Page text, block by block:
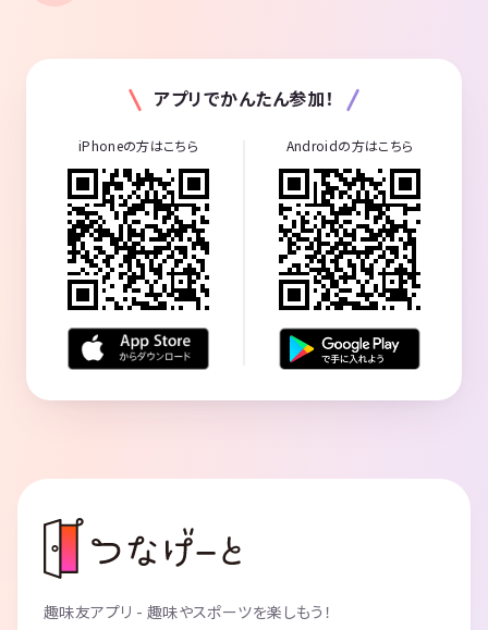
アプリでかんたん参加！
iPhoneの方はこちら Androidの方はこちら
趣味友アプリ - 趣味やスポーツを楽しもう！